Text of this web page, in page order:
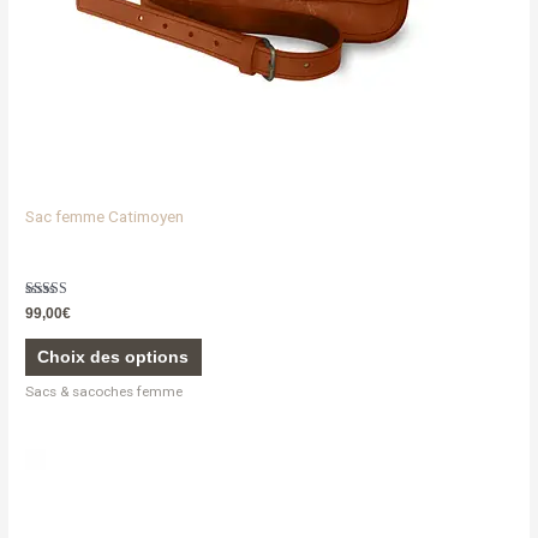
Sac femme Catimoyen
Note
5.00
sur 5
99,00€
Choix des options
la
page
du
Sacs & sacoches femme